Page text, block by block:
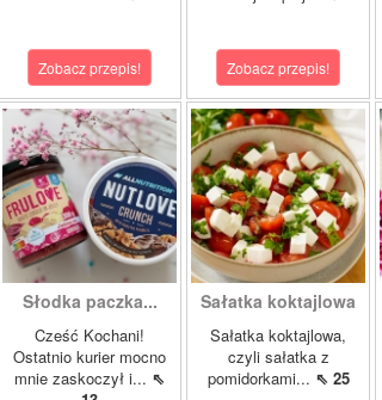
Zobacz przepis! Zobacz przepis!
Słodka paczka...
Cześć Kochani!
Ostatnio kurier mocno
mnie zaskoczył i... ⇖
Sałatka koktajlowa
Sałatka koktajlowa,
czyli sałatka z
pomidorkami... ⇖ 25